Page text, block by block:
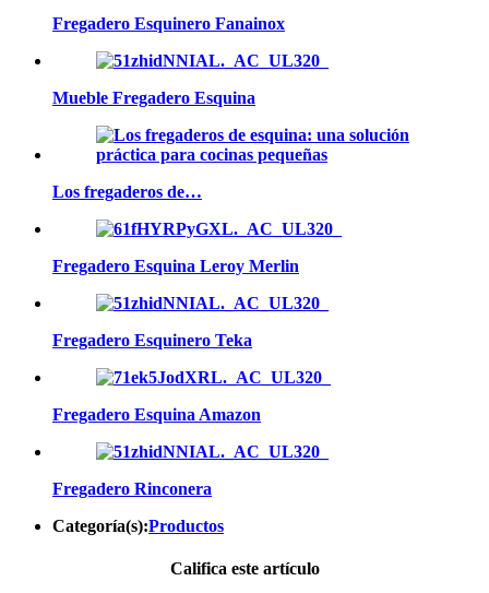
Fregadero Esquinero Fanainox
Mueble Fregadero Esquina
Los fregaderos de…
Fregadero Esquina Leroy Merlin
Fregadero Esquinero Teka
Fregadero Esquina Amazon
Fregadero Rinconera
Categoría(s):Productos
Califica este artículo